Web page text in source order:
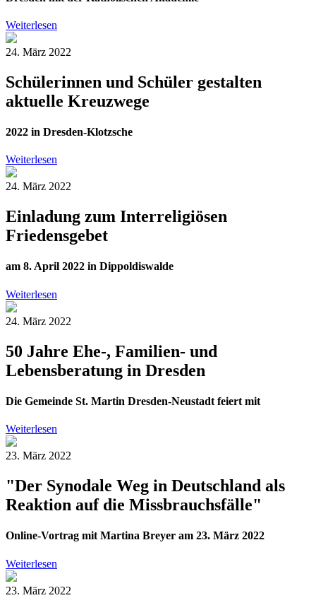
Weiterlesen
24. März 2022
Schülerinnen und Schüler gestalten
aktuelle Kreuzwege
2022 in Dresden-Klotzsche
Weiterlesen
24. März 2022
Einladung zum Interreligiösen
Friedensgebet
am 8. April 2022 in Dippoldiswalde
Weiterlesen
24. März 2022
50 Jahre Ehe-, Familien- und
Lebensberatung in Dresden
Die Gemeinde St. Martin Dresden-Neustadt feiert mit
Weiterlesen
23. März 2022
"Der Synodale Weg in Deutschland als
Reaktion auf die Missbrauchsfälle"
Online-Vortrag mit Martina Breyer am 23. März 2022
Weiterlesen
23. März 2022